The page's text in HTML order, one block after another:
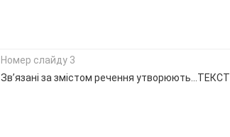
Номер слайду 3
Зв’язані за змістом речення утворюють…ТЕКСТ